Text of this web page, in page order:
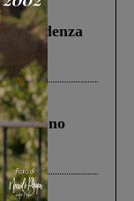
scadenza
“Un
il